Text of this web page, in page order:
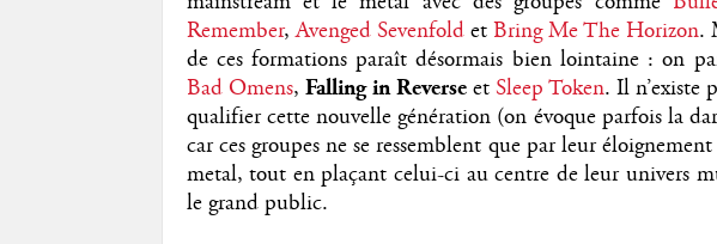
Remember,Avenged Sevenfoldet Bring Me The Horizon.
de ces formations paraît désormais bien lointaine : on
Bad Omens, Falling in Reverseet Sleep Token. Il n’existe
qualifier cette nouvelle génération (on évoque parfois la
car ces groupes ne se ressemblent que par leur
metal, tout en plaçant celui-ci au centre de leur univers
le grand public.